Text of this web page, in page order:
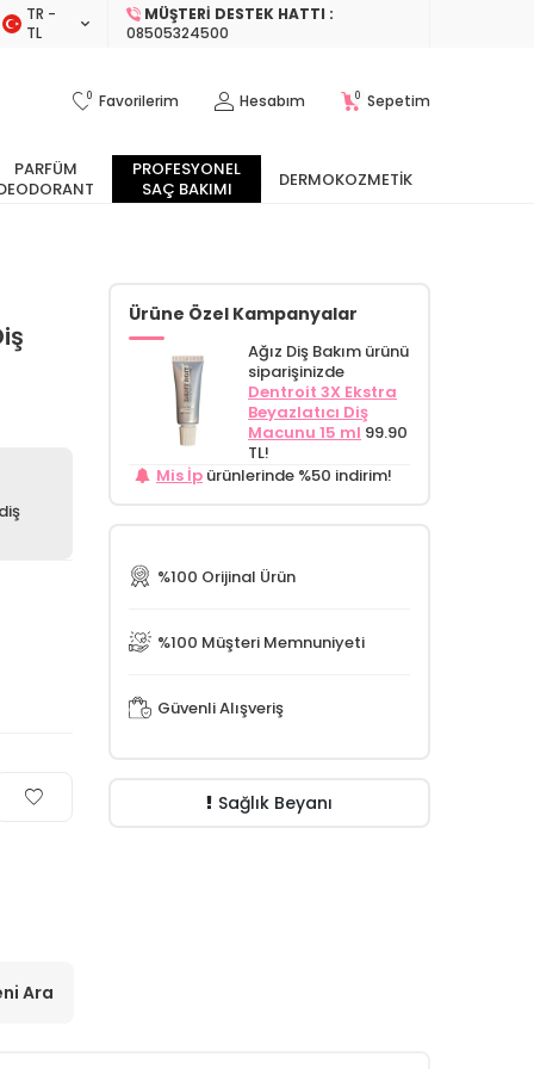
TR −
TL
MÜŞTERI DESTEK HATTI :
08505324500
0 Favorilerim Hesabım 0 Sepetim
PARFÜM
PROFESYONEL
SAÇ BAKIMI
DERMOKOZMETIK
Ürüne Özel Kampanyalar
Ağız Diş Bakım ürünü
siparişinizde
Dentroit 3X Ekstra
Beyazlatıcı Diş
Macunu 15 ml 99.90
TL!
Mis İp ürünlerinde %50 indirim!
%100 Orijinal Ürün
%100 Müşteri Memnuniyeti
Güvenli Alışveriş
Sağlık Beyanı
Ara